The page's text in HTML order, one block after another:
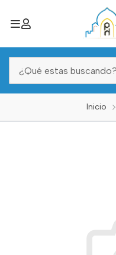
Inicio